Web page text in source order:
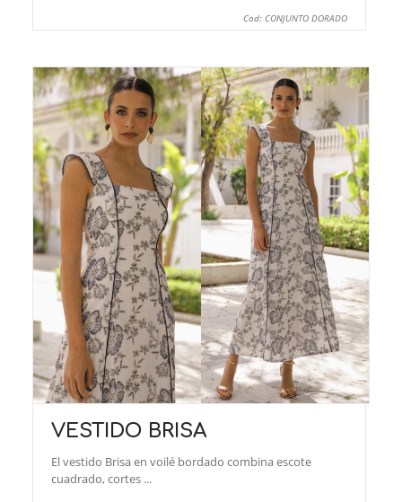
Cod: CONJUNTO DORADO
VESTIDO BRISA
El vestido Brisa en voilé bordado combina escote
cuadrado, cortes ...